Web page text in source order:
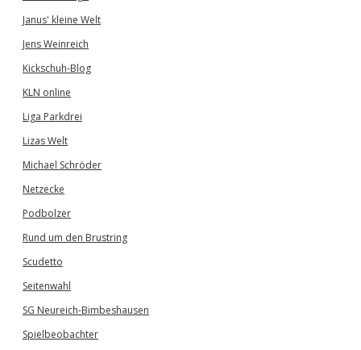
Janus' kleine Welt
Jens Weinreich
Kickschuh-Blog
KLN online
Liga Parkdrei
Lizas Welt
Michael Schröder
Netzecke
Podbolzer
Rund um den Brustring
Scudetto
Seitenwahl
SG Neureich-Bimbeshausen
Spielbeobachter